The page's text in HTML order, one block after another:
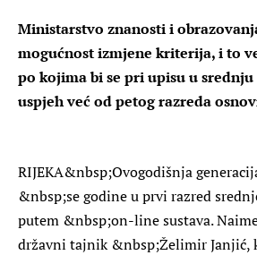
Ministarstvo znanosti i
mogućnost izmjene kriterija, i to
po kojima bi se pri upisu u
uspjeh već od petog razreda
RIJEKA&nbsp;Ovogodišnja
&nbsp;se godine u prvi razred
putem &nbsp;on-line sustava.
državni tajnik &nbsp;Želimir Janjić,